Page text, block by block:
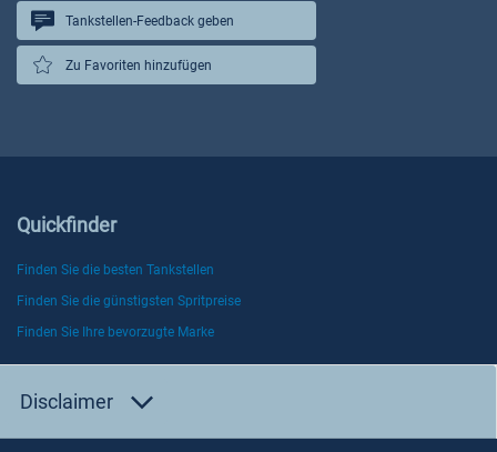
Tankstellen-Feedback geben
Zu Favoriten hinzufügen
Quickfinder
Finden Sie die besten Tankstellen
Finden Sie die günstigsten Spritpreise
Finden Sie Ihre bevorzugte Marke
Disclaimer